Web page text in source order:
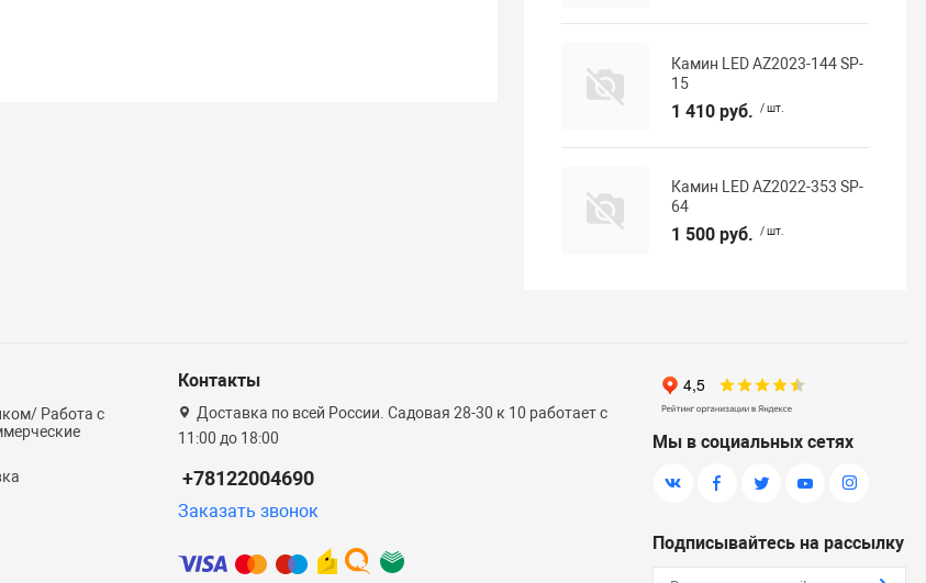
Камин LED AZ2023-144 SP-
15
1 410 руб. / шт.
Камин LED AZ2022-353 SP-
64
1 500 руб. / шт.
Работа с
Контакты
Доставка по всей России. Садовая 28-30 к 10 работает с
11:00 до 18:00
+78122004690
Заказать звонок
Мы в социальных сетях
Подписывайтесь на рассылку